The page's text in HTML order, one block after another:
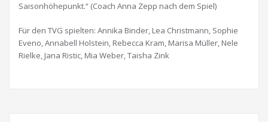
Saisonhöhepunkt.“ (Coach Anna Zepp nach dem Spiel)
Für den TVG spielten: Annika Binder, Lea Christmann, Sophie
Eveno, Annabell Holstein, Rebecca Kram, Marisa Müller, Nele
Rielke, Jana Ristic, Mia Weber, Taisha Zink